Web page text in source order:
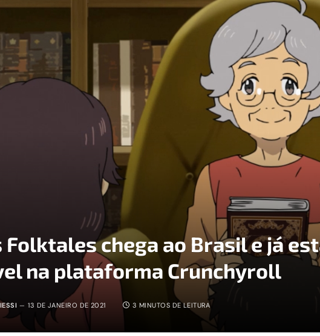
Folktales chega ao Brasil e já
na plataforma Crunchyroll
13 DE JANEIRO DE 2021 3 MINUTOS DE LEITURA